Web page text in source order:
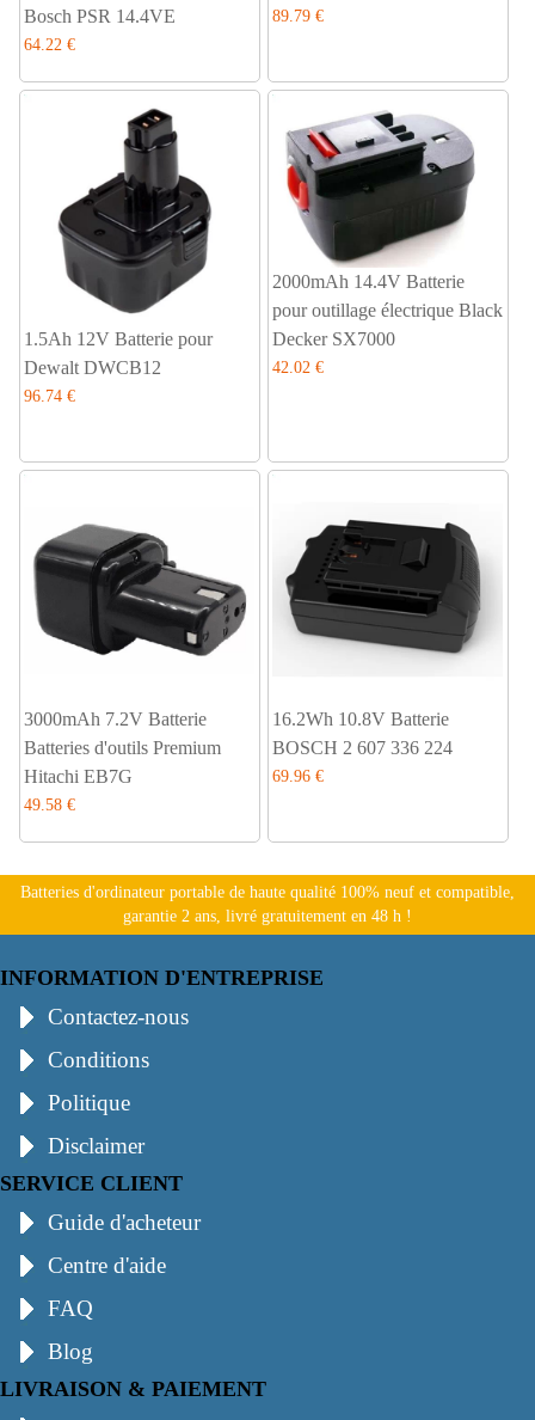
Bosch PSR 14.4VE
64.22 €
89.79 €
1.5Ah 12V Batterie pour
Dewalt DWCB12
96.74 €
2000mAh 14.4V Batterie
pour outillage électrique Black
Decker SX7000
42.02 €
3000mAh 7.2V Batterie
Batteries d'outils Premium
Hitachi EB7G
49.58 €
16.2Wh 10.8V Batterie
BOSCH 2 607 336 224
69.96 €
Batteries d'ordinateur portable de haute qualité 100% neuf et compatible,
garantie 2 ans, livré gratuitement en 48 h !
INFORMATION D'ENTREPRISE
Contactez-nous
Conditions
Politique
Disclaimer
SERVICE CLIENT
Guide d'acheteur
Centre d'aide
FAQ
Blog
LIVRAISON & PAIEMENT